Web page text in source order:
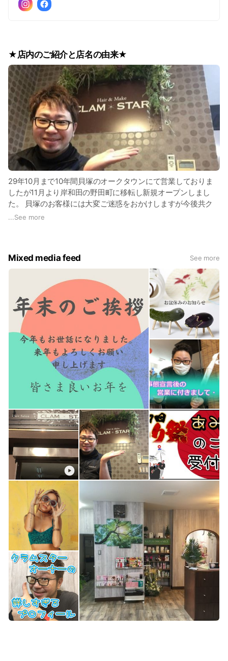
★店内のご紹介と店名の由来★
29年10月まで10年間貝塚のオークタウンにて営業しておりま
したが11月より岸和田の野田町に移転し新規オープンしまし
た。 貝塚のお客様には大変ご迷惑をおかけしますが今後共ク
ラムスターを末永く見守っていただけたらと思います！ そも
います。 私達ＣＬＡＭＳＴＡＲ（クラムスター）では「仕
事」ではなく「志事」を心がけ、 常にお客様に寄り添い一緒
に歩んで行ければと考えております！！ お店のテーマとして
「お客様のお役に立ちたい！」を掲げ 少しでも皆様の輝いた
人生の手助けをさせていただければと思っております。 これ
からも私達は進化し続け、お客様に満足いただけますよう頑張
っていきますのでこれからもずっとずっとＣＬＡＭＳＴＡＲを
よろしくお願いします。
...See more
Mixed media feed See more